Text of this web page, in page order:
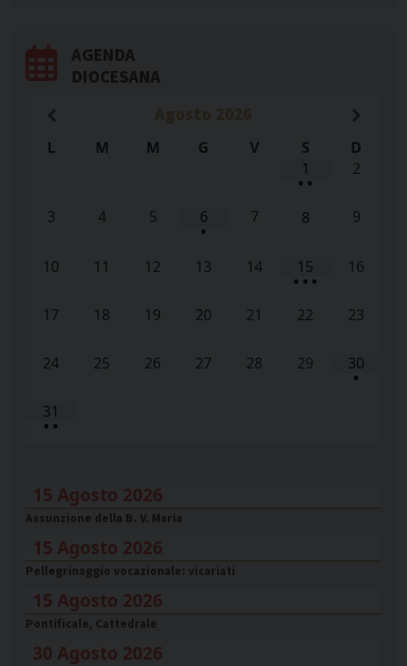
AGENDA
DIOCESANA
L M M G V S
D
1
• •
2
3 4 5 6
•
7 8 9
10 11 12 13 14 15
• • •
16
17 18 19 20 21 22 23
24 25 26 27 28 29 30
•
31
• •
15 Agosto 2026
Assunzione della B. V. Maria
15 Agosto 2026
Pellegrinaggio vocazionale: vicariati
15 Agosto 2026
Pontificale, Cattedrale
30 Agosto 2026